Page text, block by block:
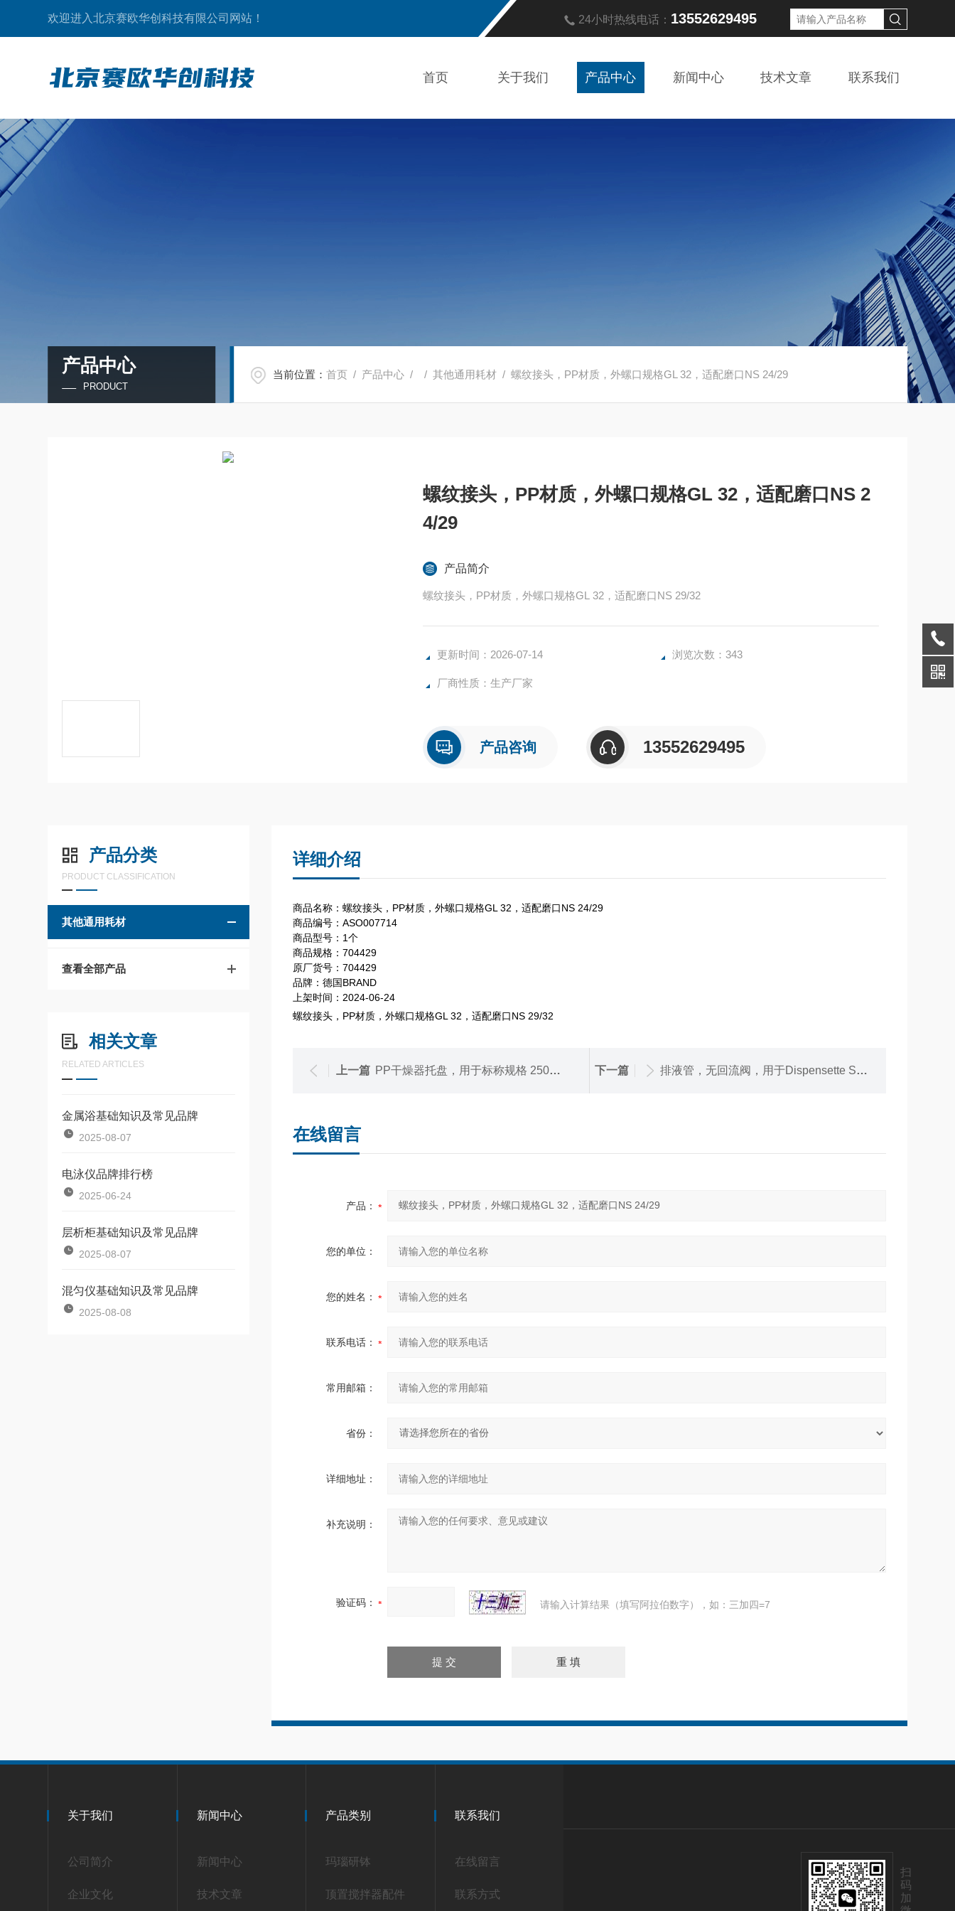
欢迎进入北京赛欧华创科技有限公司网站！ 24小时热线电话： 13552629495
首页 关于我们 产品中心 新闻中心 技术文章 联系我们
产品中心
PRODUCT
当前位置：首页 / 产品中心 / /其他通用耗材 / 螺纹接头，PP材质，外螺口规格GL 32，适配磨口NS 24/29
螺纹接头，PP材质，外螺口规格GL 32，适配磨口NS 2
4/29
产品简介
螺纹接头，PP材质，外螺口规格GL 32，适配磨口NS 29/32
更新时间：2026-07-14 浏览次数：343
厂商性质：生产厂家
产品咨询 13552629495
产品分类
PRODUCT CLASSIFICATION
其他通用耗材
查看全部产品
相关文章
RELATED ARTICLES
金属浴基础知识及常见品牌
2025-08-07
电泳仪品牌排行榜
2025-06-24
层析柜基础知识及常见品牌
2025-08-07
混匀仪基础知识及常见品牌
2025-08-08
详细介绍
商品名称：螺纹接头，PP材质，外螺口规格GL 32，适配磨口NS 24/29
商品编号：ASO007714
商品型号：1个
商品规格：704429
原厂货号：704429
品牌：德国BRAND
上架时间：2024-06-24
螺纹接头，PP材质，外螺口规格GL 32，适配磨口NS 29/32
上一篇 PP干燥器托盘，用于标称规格 250 mm的干燥器，直径 235 mm 下一篇 排液管，无回流阀，用于Dispensette S Organic 5与10 ml, 标准排液头, 105 mm
在线留言
产品：
您的单位：
您的姓名：
联系电话：
常用邮箱：
省份：
详细地址：
补充说明：
验证码： 请输入计算结果（填写阿拉伯数字），如：三加四=7
关于我们
公司简介
企业文化
新闻中心
新闻中心
技术文章
产品类别
玛瑙研钵
顶置搅拌器配件
联系我们
在线留言
联系方式
扫
码
加